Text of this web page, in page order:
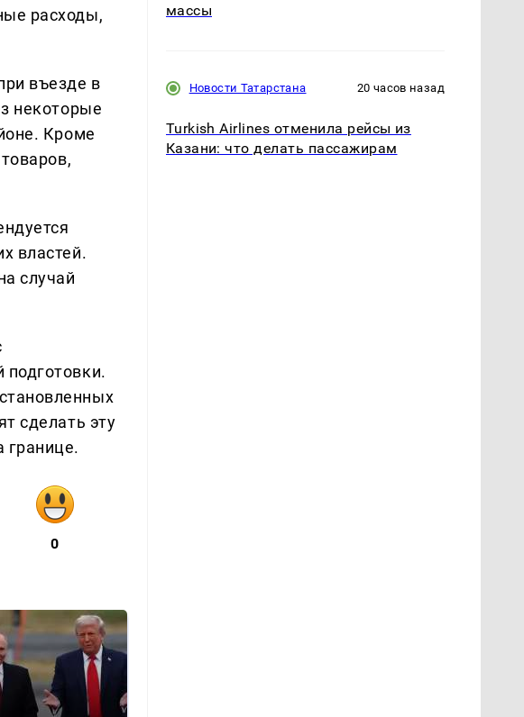
расходы,
въезде в
некоторые
Кроме
властей.
случай
сделать эту
границе.
0
массы
Новости Татарстана 20 часов назад
Turkish Airlines отменила рейсы из
Казани: что делать пассажирам